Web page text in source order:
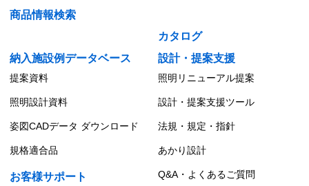
商品情報検索
カタログ
納入施設例データベース
設計・提案支援
提案資料 照明リニューアル提案
照明設計資料 設計・提案支援ツール
姿図CADデータ ダウンロード 法規・規定・指針
規格適合品 あかり設計
お客様サポート Q&A・よくあるご質問